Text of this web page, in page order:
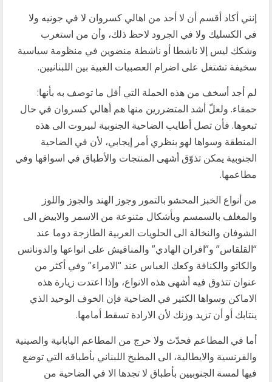
إنني أكاد أقسم أن لا أحد من اهالي كسروان لا في جونيه ولا
في الكسليك ولا في الجرود لاحظ ذلك، وأن من استغرب
وشكك ليس إلا ناشطا أو ناشطة منضوين في منظومة سياسية
سخيفة تشتغل على اضرام العصبيات الغبية بين اللبنانيين.
لم أجد أسخف من هذه الحملة التي أقل ما توصف به بأنها:
حمقاء. ولعلّ أشد المتضررين منها هم أهالي كسروان في حال
تبعوها. فأن تصل أطايب الضاحية الجنوبية لبيروت الى هذه
المنطقة وسواها لهو بنظري أمر إيجابي، لأن في الضاحية
الجنوبية يمكن تذوّق أشهى المنتجات والأطباق في اسواقها وفي
مطاعمها.
من أنواع الخبز المحشو بالتمور وجوز الهند والجوز واللوز
والمغلف بالسمسم وبأشكال متنوعة من الاسمر والابيض الى
الشوفان والنخالة الى الحلويات العربية الطازجة دوما عند
“القلقاس” و”افران الهادي” والمناقيش على انواعها والدوناتس
والكاتو والكنافة وكعك العباس عند “الامراء” وفي أكثر من
عنوان تتذوق فيه أشهى هذه الانواع، وإذا اعتدت زيارة هذه
الاماكن وسواها الكثير في الضاحية فإن الخوف الوحيد الذي
ينتابك أو أن تزيد وزنك لأن الارادة تسقط أمامها.
أما في المطاعم فحدّث ولا حرج من المطاعم اليابانية والصينية
والفرنسية والايطالية، الى المطبخ اللبناني بأطباقه التي توضع
فيها لمسة الجنوبيين بأطباق لا تجدها الا في الضاحية من